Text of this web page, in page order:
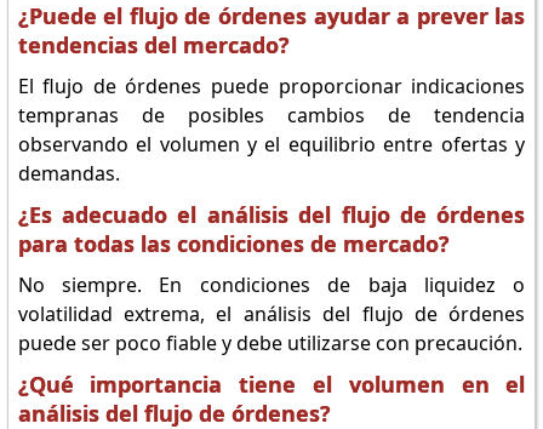
¿Puede el flujo de órdenes ayudar a prever las
tendencias del mercado?
El flujo de órdenes puede proporcionar indicaciones
tempranas de posibles cambios de tendencia
observando el volumen y el equilibrio entre ofertas y
demandas.
¿Es adecuado el análisis del flujo de órdenes
para todas las condiciones de mercado?
No siempre. En condiciones de baja liquidez o
volatilidad extrema, el análisis del flujo de órdenes
puede ser poco fiable y debe utilizarse con precaución.
¿Qué importancia tiene el volumen en el
análisis del flujo de órdenes?